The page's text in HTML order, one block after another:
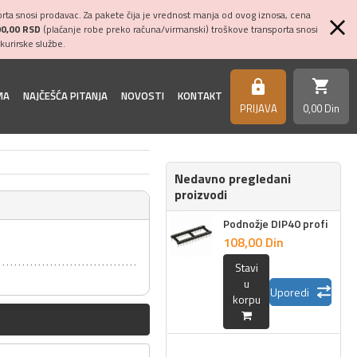
snosi prodavac. Za pakete čija je vrednost manja od ovog iznosa, cena
RSD (plaćanje robe preko računa/virmanski) troškove transporta snosi
službe.
NAJČEŠĆA PITANJA NOVOSTI KONTAKT https
PRIJAVA
shopping_cart
0,00 Din
Nedavno pregledani
proizvodi
Podnožje DIP40 profi
108,00 Din
Stavi
u
korpu
Uporedi